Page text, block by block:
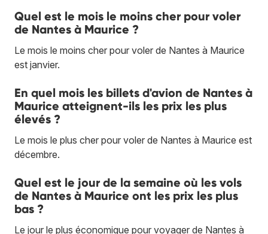
Quel est le mois le moins cher pour voler
de Nantes à Maurice ?
Le mois le moins cher pour voler de Nantes à Maurice
est janvier.
En quel mois les billets d'avion de Nantes à
Maurice atteignent-ils les prix les plus
élevés ?
Le mois le plus cher pour voler de Nantes à Maurice est
décembre.
Quel est le jour de la semaine où les vols
de Nantes à Maurice ont les prix les plus
bas ?
Le jour le plus économique pour voyager de Nantes à